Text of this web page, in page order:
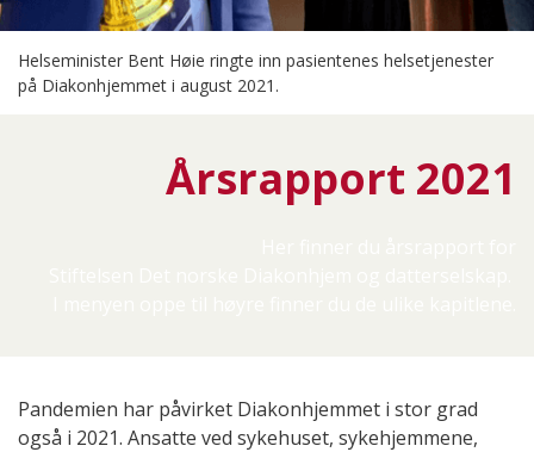
Helseminister Bent Høie ringte inn pasientenes helsetjenester
på Diakonhjemmet i august 2021.
Årsrapport 2021
Pandemien har påvirket Diakonhjemmet i stor grad
også i 2021. Ansatte ved sykehuset, sykehjemmene,